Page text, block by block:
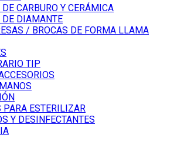
DE CARBURO Y CERÁMICA
DE DIAMANTE
/ BROCAS DE FORMA LLAMA
TIP
PARA ESTERILIZAR
Y DESINFECTANTES